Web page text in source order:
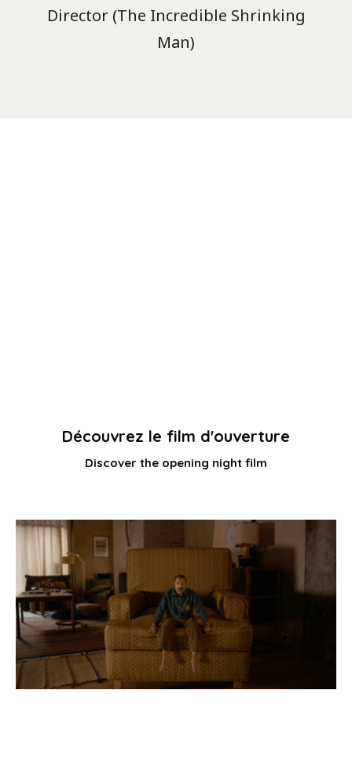
Director (The Incredible Shrinking
Man)
Découvrez le film d'ouverture
Discover the opening night film